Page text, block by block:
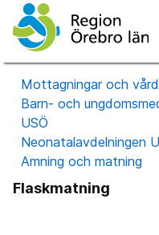
Mottagningar och
Barn- och
USÖ
Neonatalavdelningen
Amning och matning
Flaskmatning